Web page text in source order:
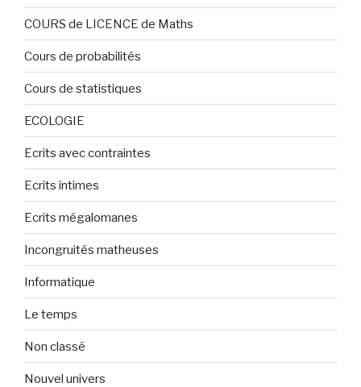
COURS de LICENCE de Maths
Cours de probabilités
Cours de statistiques
ECOLOGIE
Ecrits avec contraintes
Ecrits intimes
Ecrits mégalomanes
Incongruités matheuses
Informatique
Le temps
Non classé
Nouvel univers